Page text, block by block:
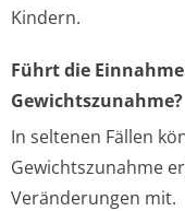
Kindern.
Führt die
Gewichtszunahme?
In seltenen Fällen
Gewichtszunahme
Veränderungen mit.